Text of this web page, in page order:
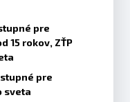
pre
15 rokov, ZŤP
pre
sveta